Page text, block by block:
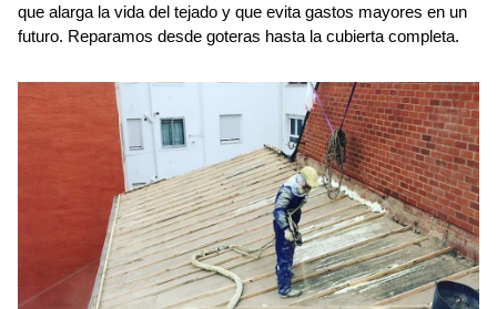
que alarga la vida del tejado y que evita gastos mayores en un
futuro. Reparamos desde goteras hasta la cubierta completa.